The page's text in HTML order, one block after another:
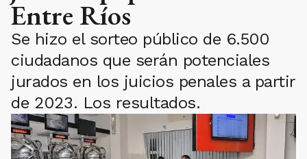
Entre Ríos
Se hizo el sorteo público de 6.500
ciudadanos que serán potenciales
jurados en los juicios penales a partir
de 2023. Los resultados.